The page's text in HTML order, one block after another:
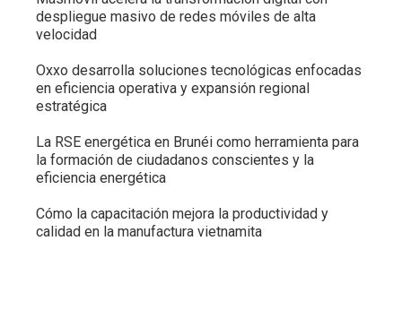
despliegue masivo de redes móviles de alta
velocidad
Oxxo desarrolla soluciones tecnológicas enfocadas
en eficiencia operativa y expansión regional
estratégica
La RSE energética en Brunéi como herramienta para
la formación de ciudadanos conscientes y la
eficiencia energética
Cómo la capacitación mejora la productividad y
calidad en la manufactura vietnamita